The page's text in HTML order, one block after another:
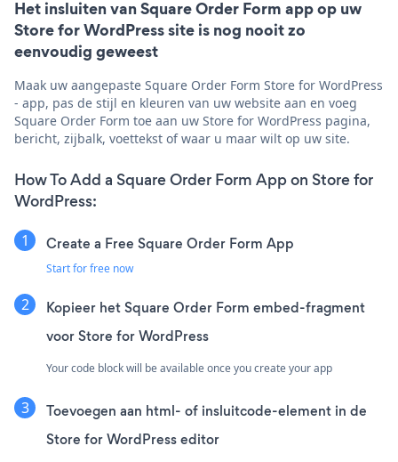
Het insluiten van Square Order Form app op uw
Store for WordPress site is nog nooit zo
eenvoudig geweest
Maak uw aangepaste Square Order Form Store for WordPress
- app, pas de stijl en kleuren van uw website aan en voeg
Square Order Form toe aan uw Store for WordPress pagina,
bericht, zijbalk, voettekst of waar u maar wilt op uw site.
How To Add a Square Order Form App on Store for
WordPress:
Create a Free Square Order Form App
Start for free now
Kopieer het Square Order Form embed-fragment
voor Store for WordPress
Your code block will be available once you create your app
Toevoegen aan html- of insluitcode-element in de
Store for WordPress editor